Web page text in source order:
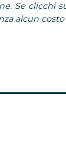
Se clicchi
alcun